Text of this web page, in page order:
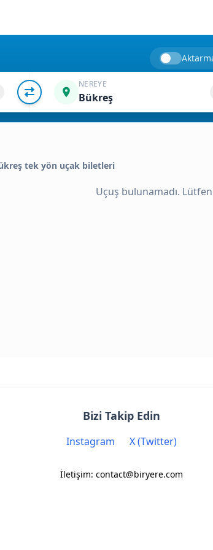
NEREYE
Bükreş
tek yön uçak biletleri
Uçuş bulunamadı.
Bizi Takip Edin
Instagram X (Twitter)
İletişim: contact@biryere.com